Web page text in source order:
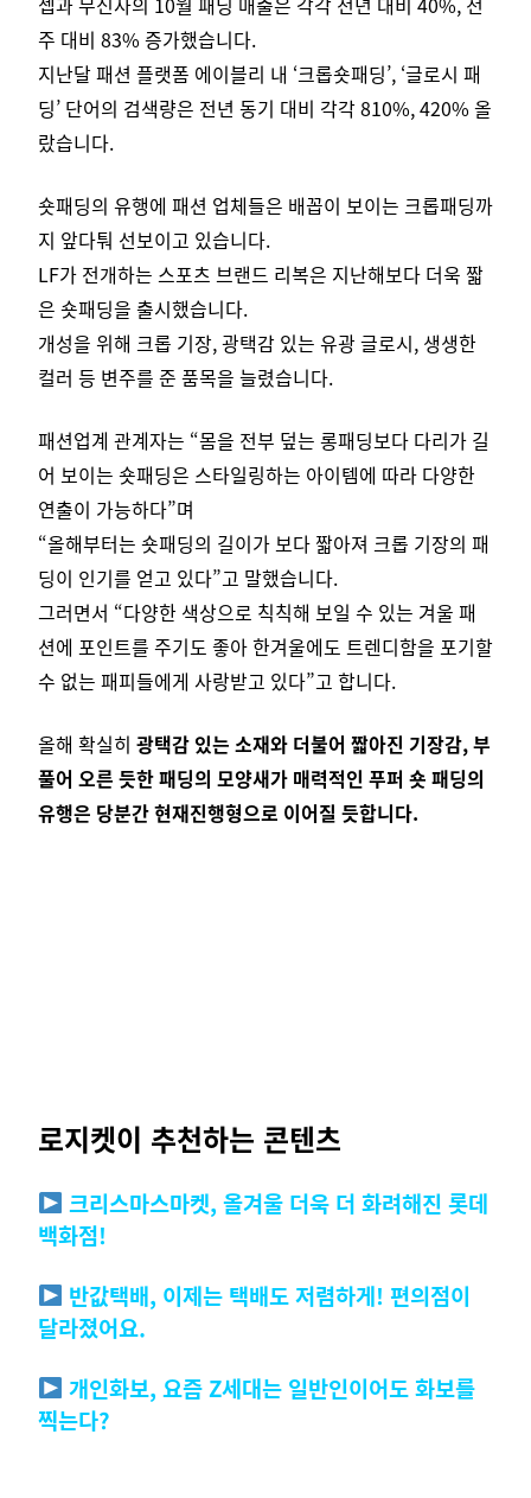
주 대비 83% 증가했습니다.
지난달 패션 플랫폼 에이블리 내 ‘크롭숏패딩’, ‘글로시 패
딩’ 단어의 검색량은 전년 동기 대비 각각 810%, 420% 올
랐습니다.
숏패딩의 유행에 패션 업체들은 배꼽이 보이는 크롭패딩까
지 앞다퉈 선보이고 있습니다.
LF가 전개하는 스포츠 브랜드 리복은 지난해보다 더욱 짧
은 숏패딩을 출시했습니다.
개성을 위해 크롭 기장, 광택감 있는 유광 글로시, 생생한
컬러 등 변주를 준 품목을 늘렸습니다.
패션업계 관계자는 “몸을 전부 덮는 롱패딩보다 다리가 길
어 보이는 숏패딩은 스타일링하는 아이템에 따라 다양한
연출이 가능하다”며
“올해부터는 숏패딩의 길이가 보다 짧아져 크롭 기장의 패
딩이 인기를 얻고 있다”고 말했습니다.
그러면서 “다양한 색상으로 칙칙해 보일 수 있는 겨울 패
션에 포인트를 주기도 좋아 한겨울에도 트렌디함을 포기할
수 없는 패피들에게 사랑받고 있다”고 합니다.
올해 확실히 광택감 있는 소재와 더불어 짧아진 기장감, 부
풀어 오른 듯한 패딩의 모양새가 매력적인 푸퍼 숏 패딩의
유행은 당분간 현재진행형으로 이어질 듯합니다.
로지켓이 추천하는 콘텐츠
크리스마스마켓, 올겨울 더욱 더 화려해진 롯데
백화점!
반값택배, 이제는 택배도 저렴하게! 편의점이
달라졌어요.
개인화보, 요즘 Z세대는 일반인이어도 화보를
찍는다?